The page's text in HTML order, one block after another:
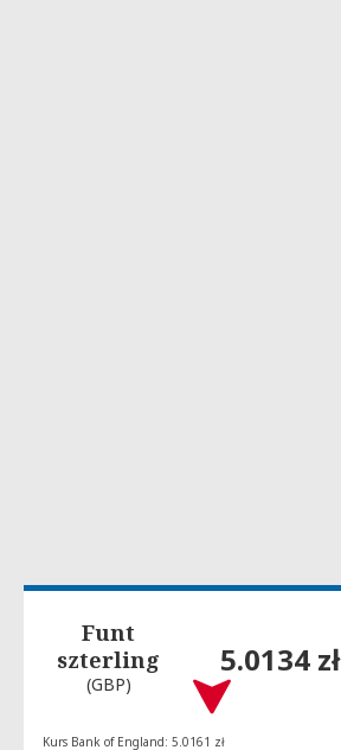
Funt
szterling
(GBP)
5.0134 zł
Kurs Bank of England: 5.0161 zł